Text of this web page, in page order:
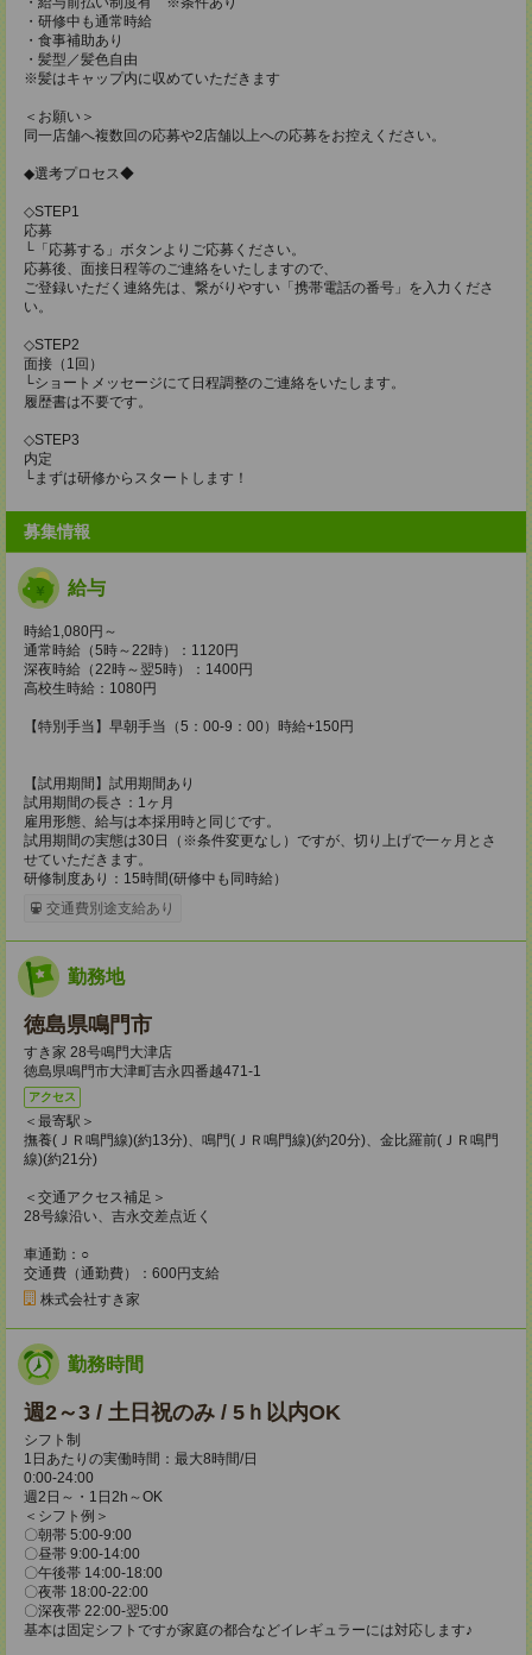
・研修中も通常時給
・食事補助あり
・髪型／髪色自由
※髪はキャップ内に収めていただきます
＜お願い＞
同一店舗へ複数回の応募や2店舗以上への応募をお控えください。
◆選考プロセス◆
◇STEP1
応募
└「応募する」ボタンよりご応募ください。
応募後、面接日程等のご連絡をいたしますので、
ご登録いただく連絡先は、繋がりやすい「携帯電話の番号」を入力くださ
い。
◇STEP2
面接（1回）
└ショートメッセージにて日程調整のご連絡をいたします。
履歴書は不要です。
◇STEP3
内定
└まずは研修からスタートします！
募集情報
給与
時給1,080円～
通常時給（5時～22時）：1120円
深夜時給（22時～翌5時）：1400円
高校生時給：1080円
【特別手当】早朝手当（5：00-9：00）時給+150円
【試用期間】試用期間あり
試用期間の長さ：1ヶ月
雇用形態、給与は本採用時と同じです。
試用期間の実態は30日（※条件変更なし）ですが、切り上げで一ヶ月とさ
せていただきます。
研修制度あり：15時間(研修中も同時給）
交通費別途支給あり
勤務地
徳島県鳴門市
すき家 28号鳴門大津店
徳島県鳴門市大津町吉永四番越471-1
アクセス
＜最寄駅＞
撫養(ＪＲ鳴門線)(約13分)、鳴門(ＪＲ鳴門線)(約20分)、金比羅前(ＪＲ鳴門
線)(約21分)
＜交通アクセス補足＞
28号線沿い、吉永交差点近く
車通勤：○
交通費（通勤費）：600円支給
株式会社すき家
勤務時間
週2～3 / 土日祝のみ / 5ｈ以内OK
シフト制
1日あたりの実働時間：最大8時間/日
0:00-24:00
週2日～・1日2h～OK
＜シフト例＞
〇朝帯 5:00-9:00
〇昼帯 9:00-14:00
〇午後帯 14:00-18:00
〇夜帯 18:00-22:00
〇深夜帯 22:00-翌5:00
基本は固定シフトですが家庭の都合などイレギュラーには対応します♪